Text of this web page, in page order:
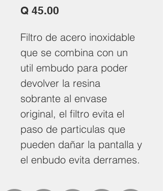
Q 45.00
Filtro de acero inoxidable
que se combina con un
util embudo para poder
devolver la resina
sobrante al envase
original, el filtro evita el
paso de particulas que
pueden dañar la pantalla y
el enbudo evita derrames.